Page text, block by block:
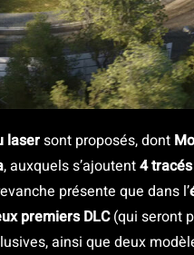
lasersont proposés, dont
, auxquels s’ajoutent4
présente que dans l’
premiers DLC(qui seront
ainsi que deux